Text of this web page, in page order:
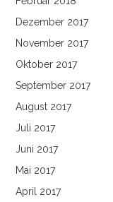
Dezember 2017
November 2017
Oktober 2017
September 2017
August 2017
Juli 2017
Juni 2017
Mai 2017
April 2017